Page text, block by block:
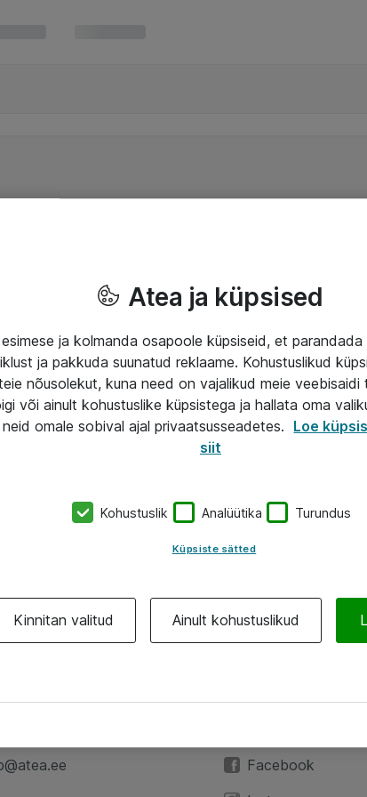
Facebook
Atea ja küpsised
ja kolmanda osapoole küpsiseid, et
ja pakkuda suunatud reklaame. Kohustuslikud
nõusolekut, kuna need on vajalikud meie veebisaidi
või ainult kohustuslike küpsistega ja hallata oma
omale sobival ajal privaatsusseadetes. Loe
siit
Kohustuslik Analüütika Turundus
Küpsiste sätted
Kinnitan valitud Ainult kohustuslikud